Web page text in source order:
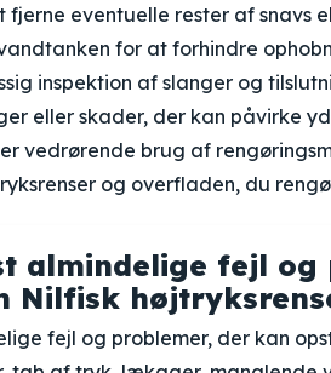
eventuelle rester af snavs
for at forhindre
inspektion af slanger og
eller skader, der kan påvirke
vedrørende brug af
og overfladen, du
almindelige fejl og
Nilfisk
fejl og problemer, der kan